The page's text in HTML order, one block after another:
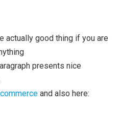
actually good thing if you are
presents nice
and also here: